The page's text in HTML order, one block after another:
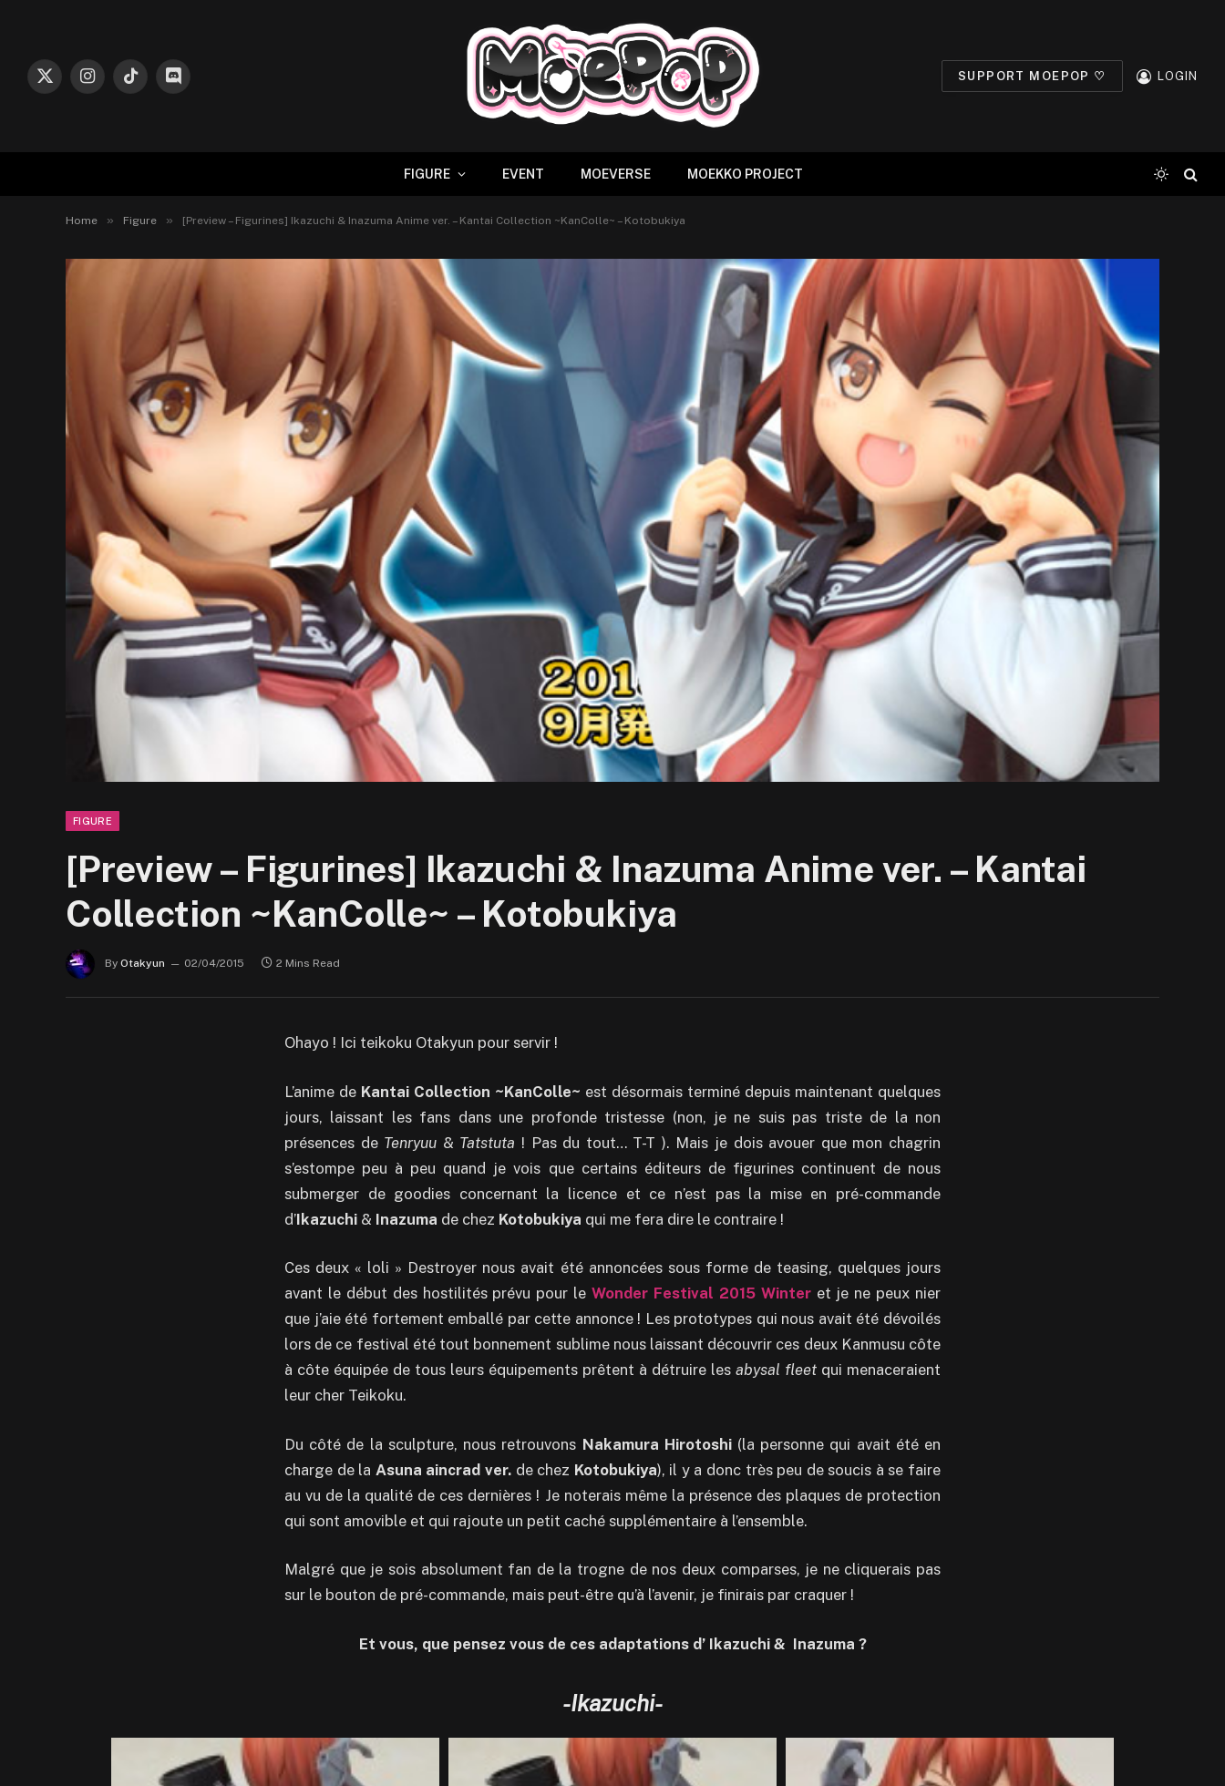
X
InstagramTikTokDiscord
SUPPORT MOEPOP ♡ LOGIN
FIGURE EVENT MOEVERSE MOEKKO PROJECT
Home » Figure » [Preview – Figurines] Ikazuchi & Inazuma Anime ver. – Kantai Collection ~KanColle~ – Kotobukiya
FIGURE
[Preview – Figurines] Ikazuchi & Inazuma Anime ver. – Kantai
Collection ~KanColle~ – Kotobukiya
By Otakyun 02/04/2015 2 Mins Read
Ohayo ! Ici teikoku Otakyun pour servir !
L’anime de Kantai Collection ~KanColle~ est désormais terminé depuis maintenant quelques
jours, laissant les fans dans une profonde tristesse (non, je ne suis pas triste de la non
présences de Tenryuu & Tatstuta ! Pas du tout… T-T ). Mais je dois avouer que mon chagrin
s’estompe peu à peu quand je vois que certains éditeurs de figurines continuent de nous
submerger de goodies concernant la licence et ce n’est pas la mise en pré-commande
d’Ikazuchi & Inazuma de chez Kotobukiya qui me fera dire le contraire !
Ces deux « loli » Destroyer nous avait été annoncées sous forme de teasing, quelques jours
avant le début des hostilités prévu pour le Wonder Festival 2015 Winteret je ne peux nier
que j’aie été fortement emballé par cette annonce ! Les prototypes qui nous avait été dévoilés
lors de ce festival été tout bonnement sublime nous laissant découvrir ces deux Kanmusu côte
à côte équipée de tous leurs équipements prêtent à détruire les abysal fleet qui menaceraient
leur cher Teikoku.
Du côté de la sculpture, nous retrouvons Nakamura Hirotoshi(la personne qui avait été en
charge de la Asuna aincrad ver.de chez Kotobukiya), il y a donc très peu de soucis à se faire
au vu de la qualité de ces dernières ! Je noterais même la présence des plaques de protection
qui sont amovible et qui rajoute un petit caché supplémentaire à l’ensemble.
Malgré que je sois absolument fan de la trogne de nos deux comparses, je ne cliquerais pas
sur le bouton de pré-commande, mais peut-être qu’à l’avenir, je finirais par craquer !
Et vous, que pensez vous de ces adaptations d’ Ikazuchi & Inazuma ?
-Ikazuchi-